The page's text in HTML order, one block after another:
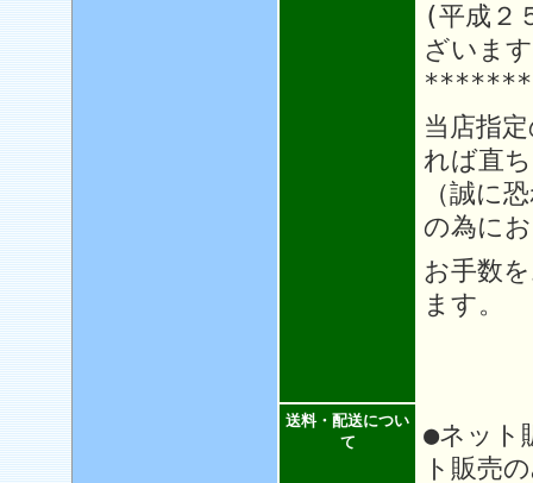
(平成２
ざいま
当店指
れば直
（誠に
の為に
お手数
ます。
送料・配送につい
て
●ネット
ト販売